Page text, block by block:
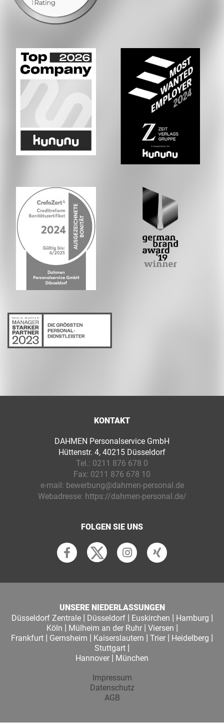
KONTAKT
DAHMEN Personalservice GmbH
Hüttenstr. 4, 40215 Düsseldorf
Tel.: 0211 876 678 0
Fax: 0211 876 678 10
e-mail: bewerbung@dahmen-personal.de
Webadresse: https://dahmen-personal.de/
FOLGEN SIE UNS
UNSERE NIEDERLASSUNGEN
Düsseldorf Zentrale| Düsseldorf| Euskirchen | Hamburg |
Köln | Mülheim an der Ruhr| Viersen |
Frankfurt | Gernsheim | Kaiserslautern | Trier | Heidelberg |
Stuttgart |
Hannover | München
Impressum
Datenschutz
AGB